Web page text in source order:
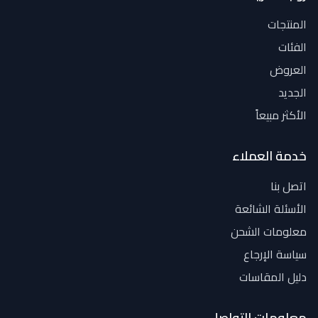
المنتجات
الفئات
العروض
الجديد
الأكثر مبيعاً
خدمة العملاء
اتصل بنا
الأسئلة الشائعة
معلومات الشحن
سياسة الإرجاع
دليل المقاسات